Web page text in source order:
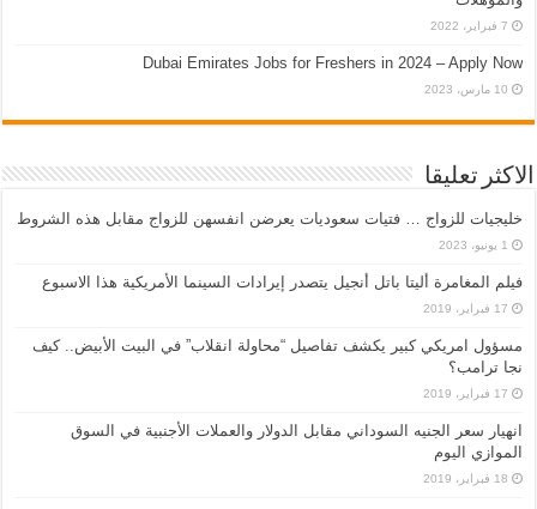
7 فبراير، 2022
Dubai Emirates Jobs for Freshers in 2024 – Apply Now
10 مارس، 2023
الاكثر تعليقا
خليجيات للزواج … فتيات سعوديات يعرضن انفسهن للزواج مقابل هذه الشروط
1 يونيو، 2023
فيلم المغامرة أليتا‭ ‬باتل أنجيل يتصدر إيرادات السينما الأمريكية هذا الاسبوع
17 فبراير، 2019
مسؤول امريكي كبير يكشف تفاصيل “محاولة انقلاب” في البيت الأبيض.. كيف
نجا ترامب؟
17 فبراير، 2019
انهيار سعر الجنيه السوداني مقابل الدولار والعملات الأجنبية في السوق
الموازي اليوم
18 فبراير، 2019